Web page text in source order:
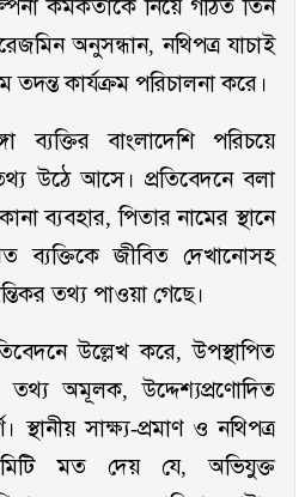
কর্মকর্তাকে নিয়ে গঠিত তিন
অনুসন্ধান, নথিপত্র যাচাই
তদন্ত কার্যক্রম পরিচালনা করে।
ব্যক্তির বাংলাদেশি পরিচয়ে
উঠে আসে। প্রতিবেদনে বলা
ব্যবহার, পিতার নামের স্থানে
ব্যক্তিকে জীবিত দেখানোসহ
তথ্য পাওয়া গেছে।
উল্লেখ করে, উপস্থাপিত
তথ্য অমূলক, উদ্দেশ্যপ্রণোদিত
সাক্ষ্য-প্রমাণ ও নথিপত্র
মত দেয় যে, অভিযুক্ত